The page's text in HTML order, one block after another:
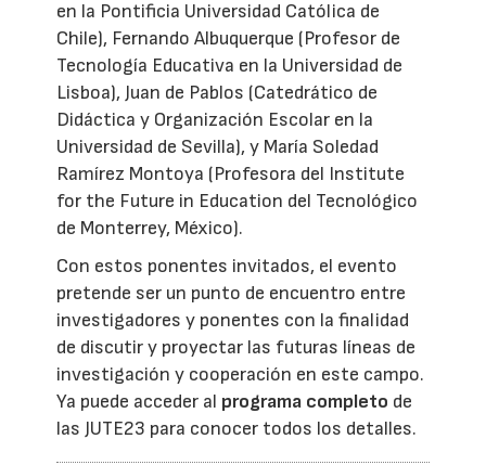
en la Pontificia Universidad Católica de
Chile), Fernando Albuquerque (Profesor de
Tecnología Educativa en la Universidad de
Lisboa), Juan de Pablos (Catedrático de
Didáctica y Organización Escolar en la
Universidad de Sevilla), y María Soledad
Ramírez Montoya (Profesora del Institute
for the Future in Education del Tecnológico
de Monterrey, México).
Con estos ponentes invitados, el evento
pretende ser un punto de encuentro entre
investigadores y ponentes con la finalidad
de discutir y proyectar las futuras líneas de
investigación y cooperación en este campo.
Ya puede acceder al programa completo de
las JUTE23 para conocer todos los detalles.